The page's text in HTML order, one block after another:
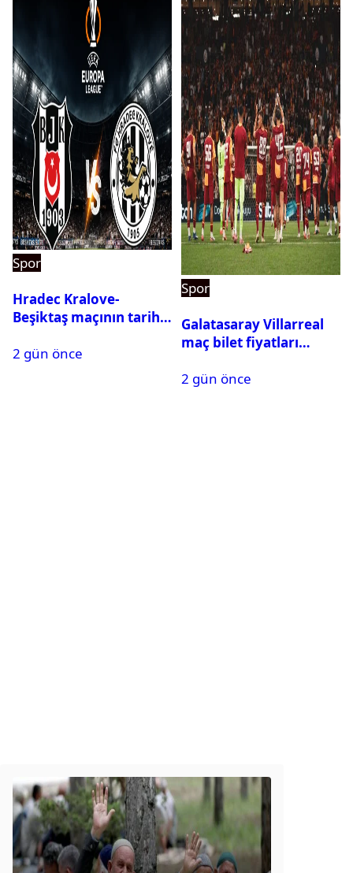
Spor
Hradec Kralove-
Beşiktaş maçının tarihi
2 gün önce
Spor
Galatasaray Villarreal
maç bilet fiyatları
2 gün önce